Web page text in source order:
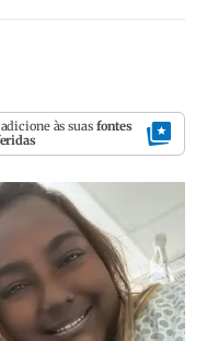
às suas fontes